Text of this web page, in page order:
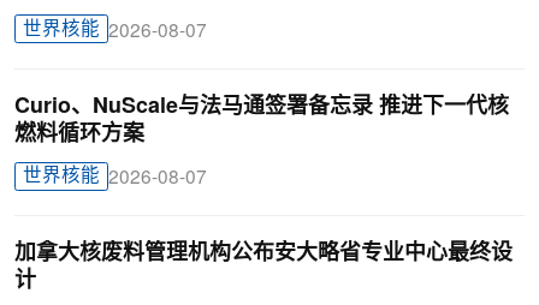
世界核能 2026-08-07
Curio、NuScale与法马通签署备忘录 推进下一代核
燃料循环方案
世界核能 2026-08-07
加拿大核废料管理机构公布安大略省专业中心最终设
计